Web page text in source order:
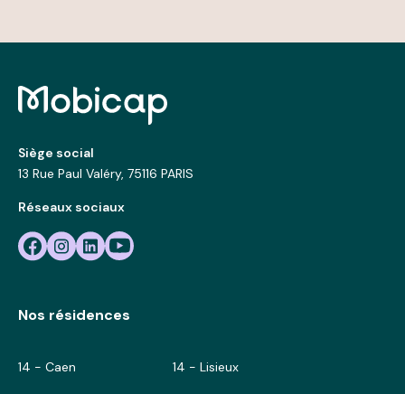
Siège social
13 Rue Paul Valéry, 75116 PARIS
Réseaux sociaux
Nos résidences
14 - Caen 14 - Lisieux